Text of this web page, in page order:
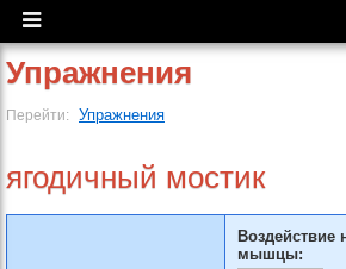
Упражнения
Перейти: Упражнения
ягодичный мостик
Воздействие
мышцы: